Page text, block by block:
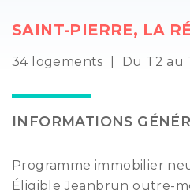
SAINT-PIERRE, LA
34 logements Du T2 au
INFORMATIONS
Programme immobilier
Éligible Jeanbrun outre-